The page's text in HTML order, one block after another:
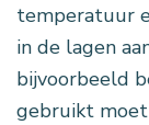
temperatuur
in de lagen
bijvoorbeeld
gebruikt